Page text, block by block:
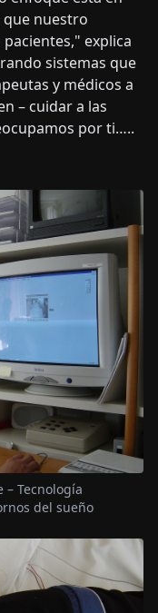
nuestro
explica
sistemas que
y médicos a
– cuidar a las
por ti…..
– Tecnología
del sueño